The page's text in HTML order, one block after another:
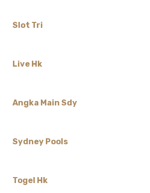
Slot Tri
Live Hk
Angka Main Sdy
Sydney Pools
Togel Hk